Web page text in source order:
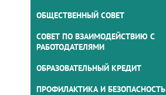
ОБЩЕСТВЕННЫЙ СОВЕТ
СОВЕТ ПО ВЗАИМОДЕЙСТВИЮ С
РАБОТОДАТЕЛЯМИ
ОБРАЗОВАТЕЛЬНЫЙ КРЕДИТ
ПРОФИЛАКТИКА И БЕЗОПАСНОСТЬ